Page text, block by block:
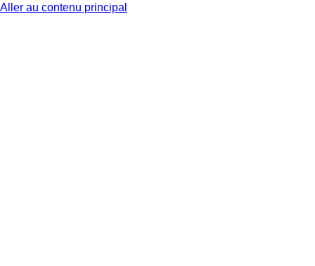
Aller au contenu principal